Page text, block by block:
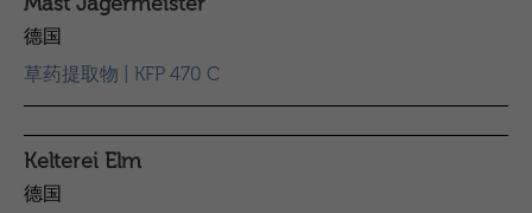
德国
草药提取物 | KFP 470 C
Kelterei Elm
德国